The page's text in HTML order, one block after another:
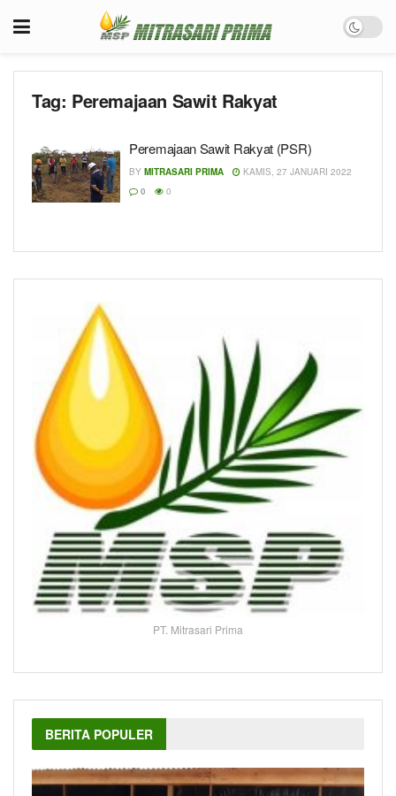
Tag: Peremajaan Sawit Rakyat
Peremajaan Sawit Rakyat (PSR)
BY MITRASARI PRIMA
KAMIS, 27 JANUARI 2022
0
0
PT. Mitrasari Prima
BERITA POPULER